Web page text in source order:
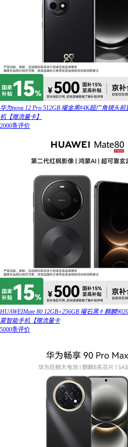
华为nova 12 Pro 512GB 曜金黑#4K超广角镜头
机【赠流量卡】
2000条评价
HUAWEIMate 80 12GB+256GB 曜石黑 # 麒麟
蒙智能手机【赠流量卡
5000条评价